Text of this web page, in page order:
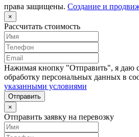
права защищены. Создание и
×
Рассчитать стоимость
Нажимая кнопку "Отправить", я даю
обработку персональных данных в
указанными условиями
Отправить
×
Отправить заявку на перевозку